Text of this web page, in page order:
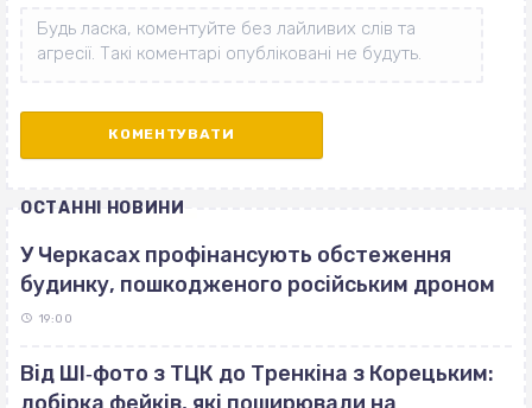
ОСТАННІ НОВИНИ
У Черкасах профінансують обстеження
будинку, пошкодженого російським дроном
19:00
Від ШІ‐фото з ТЦК до Тренкіна з Корецьким: